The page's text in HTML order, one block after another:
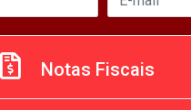
Notas Fiscais